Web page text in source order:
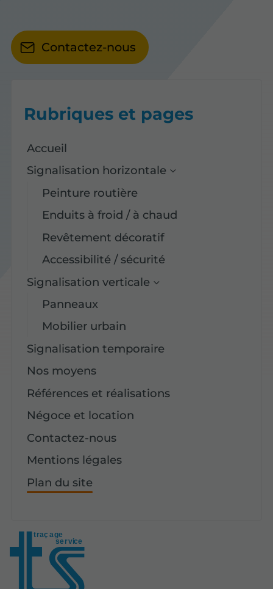
Contactez-nous
Rubriques et pages
Accueil
Signalisation horizontale
Peinture routière
Enduits à froid / à chaud
Revêtement décoratif
Accessibilité / sécurité
Signalisation verticale
Panneaux
Mobilier urbain
Signalisation temporaire
Nos moyens
Références et réalisations
Négoce et location
Contactez-nous
Mentions légales
Plan du site
traç age
se rvice